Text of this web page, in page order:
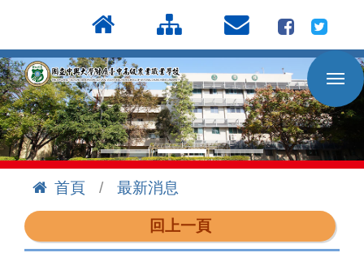
到
主
要
內
容
區
首頁
最新消息
回上一頁